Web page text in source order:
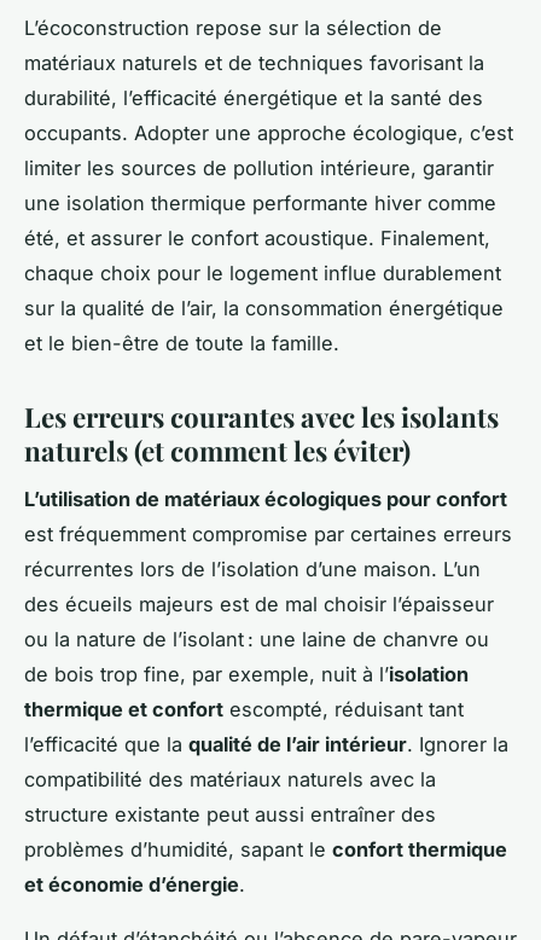
L’écoconstruction repose sur la sélection de
matériaux naturels et de techniques favorisant la
durabilité, l’efficacité énergétique et la santé des
occupants. Adopter une approche écologique, c’est
limiter les sources de pollution intérieure, garantir
une isolation thermique performante hiver comme
été, et assurer le confort acoustique. Finalement,
chaque choix pour le logement influe durablement
sur la qualité de l’air, la consommation énergétique
et le bien-être de toute la famille.
Les erreurs courantes avec les isolants
naturels (et comment les éviter)
L’utilisation de matériaux écologiques pour confort
est fréquemment compromise par certaines erreurs
récurrentes lors de l’isolation d’une maison. L’un
des écueils majeurs est de mal choisir l’épaisseur
ou la nature de l’isolant : une laine de chanvre ou
de bois trop fine, par exemple, nuit à l’isolation
thermique et confort escompté, réduisant tant
l’efficacité que la qualité de l’air intérieur. Ignorer la
compatibilité des matériaux naturels avec la
structure existante peut aussi entraîner des
problèmes d’humidité, sapant le confort thermique
et économie d’énergie.